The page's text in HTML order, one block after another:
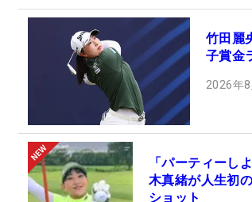
竹田麗
子賞金
2026年
「パーティーし
木真緒が人生初
ショット